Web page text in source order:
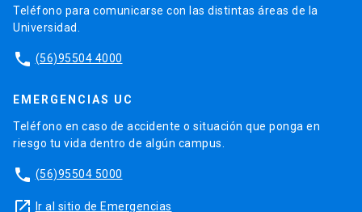
Teléfono para comunicarse con las distintas áreas de la
Universidad.
phone (56)95504 4000
EMERGENCIAS UC
Teléfono en caso de accidente o situación que ponga en
riesgo tu vida dentro de algún campus.
phone (56)95504 5000
launch Ir al sitio de Emergencias